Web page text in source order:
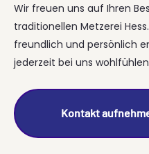
Wir freuen uns auf Ihren
traditionellen Metzerei
freundlich und persönlich
jederzeit bei uns
Kontakt